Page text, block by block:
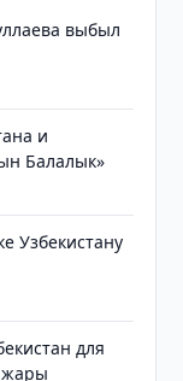
выбыл
и
Балалык»
Узбекистану
для
жары